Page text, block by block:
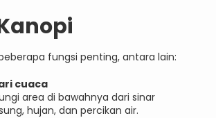
fungsi penting, antara lain:
cuaca
area di bawahnya dari sinar
hujan, dan percikan air.